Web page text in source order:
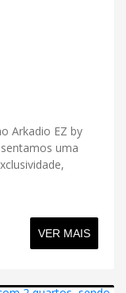
Arkadio EZ by
uma
VER MAIS